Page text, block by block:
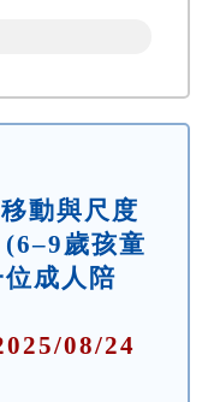
動與尺度
歲孩童
成人陪
08/24